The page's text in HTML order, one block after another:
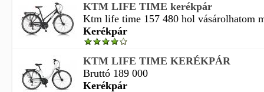
KTM LIFE TIME kerékpár
Ktm life time 157 480 hol vásárolhatom
Kerékpár
KTM LIFE TIME KERÉKPÁR
Bruttó 189 000
Kerékpár